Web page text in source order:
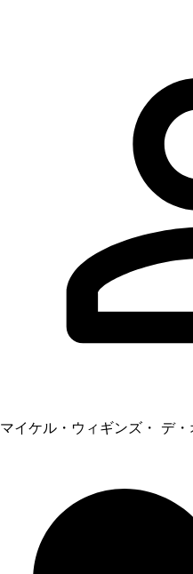
マイケル・ウィギンズ・ デ・